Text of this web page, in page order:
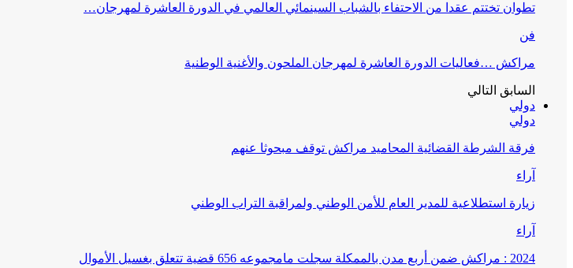
تطوان تختتم عقدا من الاحتفاء بالشباب السينمائي العالمي في الدورة العاشرة لمهرجان…
فن
مراكش …فعاليات الدورة العاشرة لمهرجان الملحون والأغنية الوطنية
السابق التالي
دولي
دولي
فرقة الشرطة القضائية المحاميد مراكش توقف مبحوثا عنهم
آراء
زيارة استطلاعية للمدير العام للأمن الوطني ولمراقبة التراب الوطني
آراء
2024 : مراكش ضمن أربع مدن بالممكلة سجلت مامجموعه 656 قضية تتعلق بغسيل الأموال